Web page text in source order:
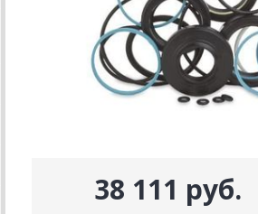
38 111 руб.